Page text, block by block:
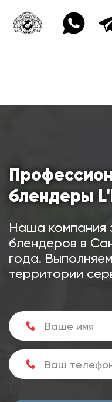
блендеры
Наша компания
блендеров в
года.
территории